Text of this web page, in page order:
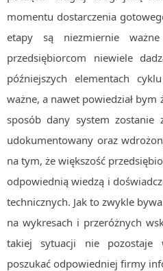
Inne
DEV
C++
WEB
CSS
PHP
momentu dostarczenia
etapy są niezmiernie
przedsiębiorcom niewiele
późniejszych elementach
ważne, a nawet powiedział
sposób dany system zostanie
udokumentowany oraz
na tym, że większość
odpowiednią wiedzą i
technicznych. Jak to zwykle
na wykresach i przeróżnych
takiej sytuacji nie
poszukać odpowiedniej firmy